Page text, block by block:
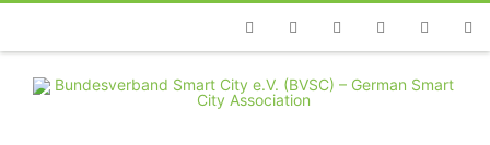
TelefonFacebookTwitterYoutubeInstagramLinkedin